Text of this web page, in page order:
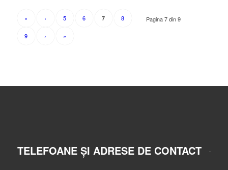
Pagina 7 din 9
« ‹ 5 6 7 8
9 › »
TELEFOANE ȘI ADRESE DE CONTACT